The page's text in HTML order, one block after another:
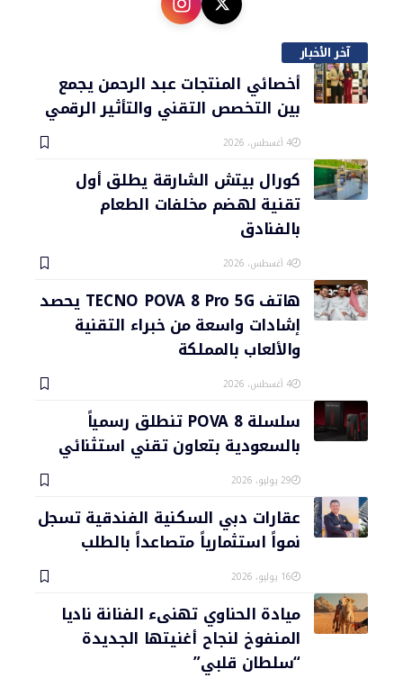
آخر الأخبار
أخصائي المنتجات عبد الرحمن يجمع
بين التخصص التقني والتأثير الرقمي
4 أغسطس، 2026
كورال بيتش الشارقة يطلق أول
تقنية لهضم مخلفات الطعام
بالفنادق
4 أغسطس، 2026
هاتف TECNO POVA 8 Pro 5G يحصد
إشادات واسعة من خبراء التقنية
والألعاب بالمملكة
4 أغسطس، 2026
سلسلة POVA 8 تنطلق رسمياً
بالسعودية بتعاون تقني استثنائي
29 يوليو، 2026
عقارات دبي السكنية الفندقية تسجل
نمواً استثمارياً متصاعداً بالطلب
16 يوليو، 2026
ميادة الحناوي تهنىء الفنانة ناديا
المنفوخ لنجاح أغنيتها الجديدة
“سلطان قلبي”